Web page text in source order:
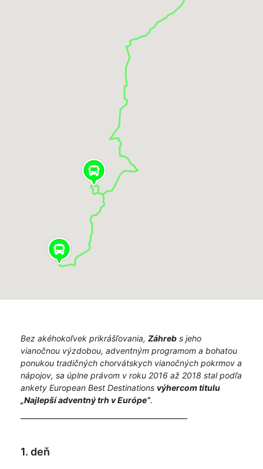
Bez akéhokoľvek prikrášľovania, Záhreb s jeho
vianočnou výzdobou, adventným programom a bohatou
ponukou tradičných chorvátskych vianočných pokrmov a
nápojov, sa úplne právom v roku 2016 až 2018 stal podľa
ankety European Best Destinations výhercom titulu
„Najlepší adventný trh v Európe“.
1. deň